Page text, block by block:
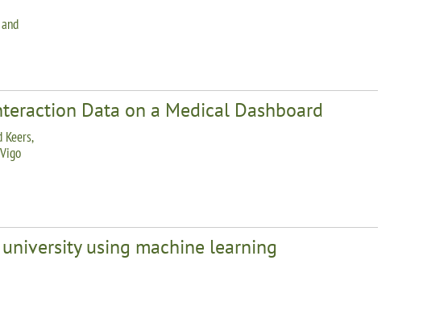
Data on a Medical Dashboard
using machine learning